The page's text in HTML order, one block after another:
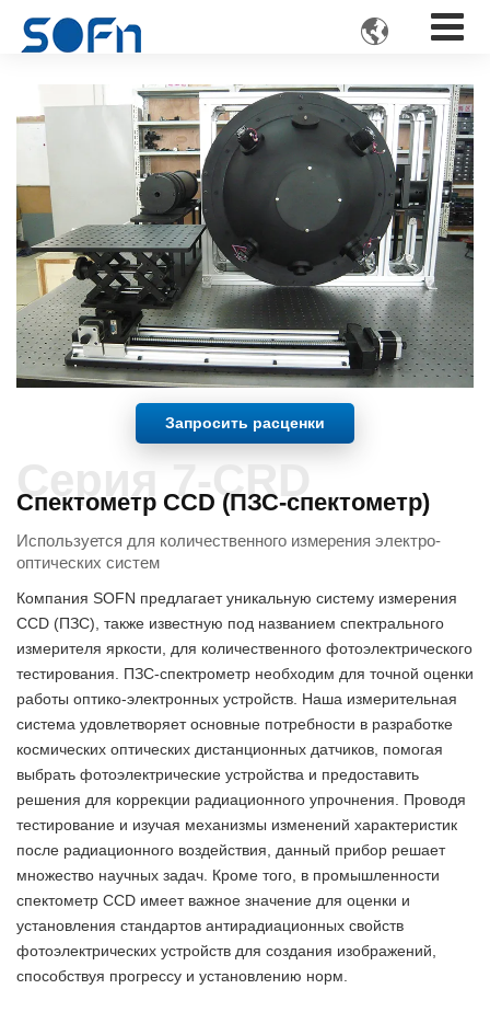

Запросить расценки
Серия 7-CRD
Спектометр CCD (ПЗС-спектометр)
Используется для количественного измерения электро-
оптических систем
Компания SOFN предлагает уникальную систему измерения
CCD (ПЗС), также известную под названием спектрального
измерителя яркости, для количественного фотоэлектрического
тестирования. ПЗС-спектрометр необходим для точной оценки
работы оптико-электронных устройств. Наша измерительная
система удовлетворяет основные потребности в разработке
космических оптических дистанционных датчиков, помогая
выбрать фотоэлектрические устройства и предоставить
решения для коррекции радиационного упрочнения. Проводя
тестирование и изучая механизмы изменений характеристик
после радиационного воздействия, данный прибор решает
множество научных задач. Кроме того, в промышленности
спектометр CCD имеет важное значение для оценки и
установления стандартов антирадиационных свойств
фотоэлектрических устройств для создания изображений,
способствуя прогрессу и установлению норм.